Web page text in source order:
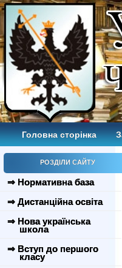
Головна сторінка
РОЗДІЛИ САЙТУ
⇒ Нормативна база
⇒ Дистанційна освіта
⇒ Нова українська
школа
⇒ Вступ до першого
класу